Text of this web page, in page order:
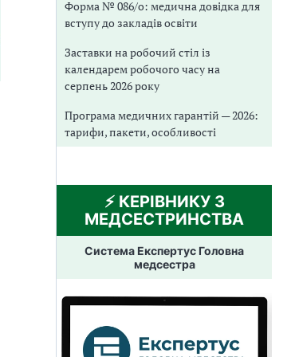
Форма № 086/о: медична довідка для
вступу до закладів освіти
Заставки на робочий стіл із
календарем робочого часу на
серпень 2026 року
Програма медичних гарантій — 2026:
тарифи, пакети, особливості
⚡️ КЕРІВНИКУ З
МЕДСЕСТРИНСТВА
Система Експертус Головна
медсестра